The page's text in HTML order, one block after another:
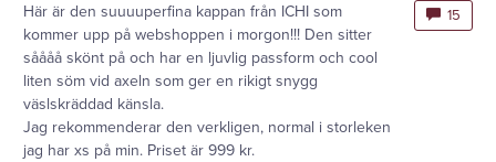
Här är den suuuuperfina kappan från ICHI som
kommer upp på webshoppen i morgon!!! Den sitter
såååå skönt på och har en ljuvlig passform och cool
liten söm vid axeln som ger en rikigt snygg
väslskräddad känsla.
Jag rekommenderar den verkligen, normal i storleken
jag har xs på min. Priset är 999 kr.
15